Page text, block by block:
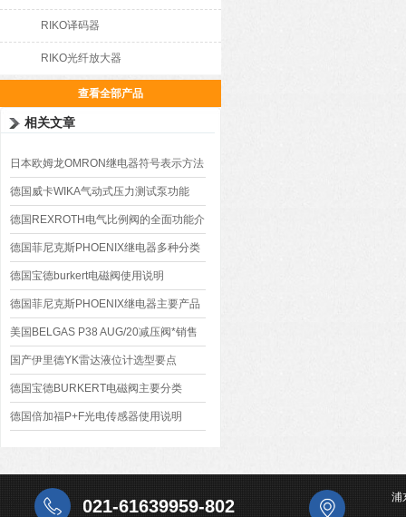
RIKO译码器
RIKO光纤放大器
查看全部产品
相关文章
日本欧姆龙OMRON继电器符号表示方法
德国威卡WIKA气动式压力测试泵功能
德国REXROTH电气比例阀的全面功能介
绍
德国菲尼克斯PHOENIX继电器多种分类
德国宝德burkert电磁阀使用说明
德国菲尼克斯PHOENIX继电器主要产品
参数
美国BELGAS P38 AUG/20减压阀*销售
国产伊里德YK雷达液位计选型要点
德国宝德BURKERT电磁阀主要分类
德国倍加福P+F光电传感器使用说明
021-61639959-802 浦